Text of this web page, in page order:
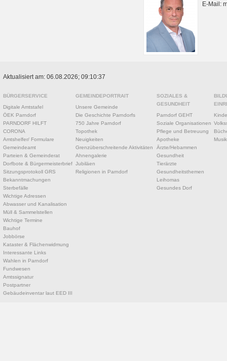
E-Mail:
Aktualisiert am: 06.08.2026; 09:10:37
BÜRGERSERVICE
Digitale Amtstafel
ÖEK Parndorf
PARNDORF HILFT
CORONA
Amtshelfer/ Formulare
Gemeindeamt
Parteien & Gemeinderat
Dorfbote & Bürgermeisterbrief
Sitzungsprotokoll GRS
Bekanntmachungen
Sterbefälle
Wichtige Adressen
Abwasser und Kanalisation
Müll & Sammelstellen
Wichtige Termine
Bauhof
Jobbörse
Kataster & Flächenwidmung
Interessante Links
Wahlen in Parndorf
Fundwesen
Amtssignatur
Postpartner
Gebäudeinventar laut EED III
GEMEINDEPORTRAIT
Unsere Gemeinde
Die Geschichte Parndorfs
750 Jahre Parndorf
Topothek
Neuigkeiten
Grenzüberschreitende Aktivitäten
Ahnengalerie
Jubiläen
Religionen in Parndorf
SOZIALES &
GESUNDHEIT
Parndorf GEHT
Soziale Organisationen
Pflege und Betreuung
Apotheke
Ärzte/Hebammen
Gesundheit
Tierärzte
Gesundheitsthemen
Leihomas
Gesundes Dorf